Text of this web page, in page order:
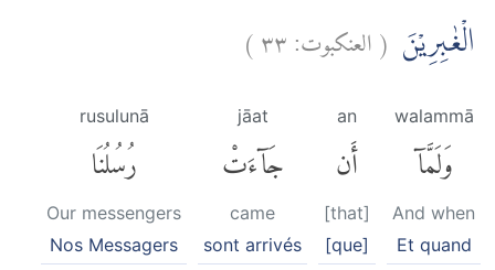
الْغٰبِرِيْنَ (العنكبوت:٣٣)
walammā
وَلَمَّآ
And when
Et quand
an
أَن
[that]
[que]
jāat
جَآءَتْ
came
sont arrivés
rusulunā
رُسُلُنَا
Our messengers
Nos Messagers